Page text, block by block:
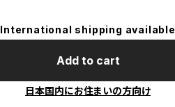
International shipping available
Add to cart
日本国内にお住まいの方向け